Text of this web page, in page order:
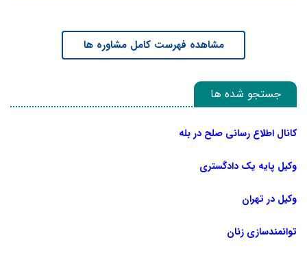
مشاهده فهرست کامل مشاوره ها
جستجو شده ها
کانال اطلاع رسانی صلح در بله
وکیل پایه یک دادگستری
وکیل در تهران
توانمندسازی زنان